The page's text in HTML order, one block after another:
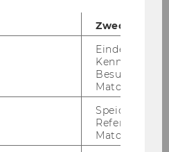
Zweck
Eindeutige
Besuchers
Matomo.
Speicherung
Referrers
Matomo.